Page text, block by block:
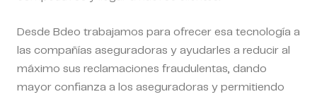
Desde Bdeo trabajamos para ofrecer esa tecnología a
las compañías aseguradoras y ayudarles a reducir al
máximo sus reclamaciones fraudulentas, dando
mayor confianza a los aseguradoras y permitiendo